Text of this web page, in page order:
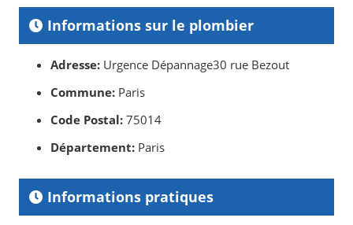
Informations sur le plombier
Adresse: Urgence Dépannage30 rue Bezout
Commune: Paris
Code Postal: 75014
Département: Paris
Informations pratiques